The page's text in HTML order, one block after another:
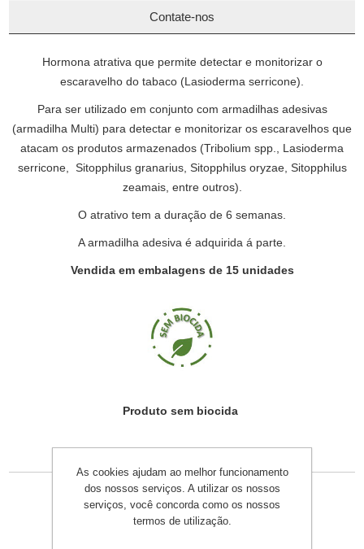
Contate-nos
Hormona atrativa que permite detectar e monitorizar o
escaravelho do tabaco (Lasioderma serricone).
Para ser utilizado em conjunto com armadilhas adesivas
(armadilha Multi) para detectar e monitorizar os escaravelhos que
atacam os produtos armazenados (Tribolium spp., Lasioderma
serricone, Sitopphilus granarius, Sitopphilus oryzae, Sitopphilus
zeamais, entre outros).
O atrativo tem a duração de 6 semanas.
A armadilha adesiva é adquirida á parte.
Vendida em embalagens de 15 unidades
Produto sem biocida
Produtos relacionados
As cookies ajudam ao melhor funcionamento
dos nossos serviços. A utilizar os nossos
serviços, você concorda como os nossos
termos de utilização.